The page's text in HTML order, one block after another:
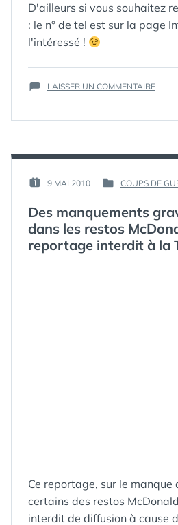
D'ailleurs si vous souhaitez
: le n° de tel est sur la page
l'intéressé !
BUZZ,
NESCAFE,
LAISSER UN COMMENTAIRESUR
UP
ET
CHIER
PUBLIÉ
9 MAI 2010
PAR :
PUBLIÉ
COUPS DE
Des manquements
dans les restos
reportage interdit à la
Ce reportage, sur le manque
certains des restos
interdit de diffusion à cause